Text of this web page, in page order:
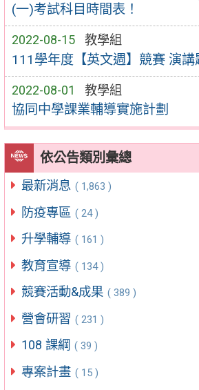
(一)考試科目時間表！
2022-08-15 教學組
111學年度【英文週】競賽 演講
2022-08-01 教學組
協同中學課業輔導實施計劃
依公告類別彙總
最新消息 ( 1,863 )
防疫專區 ( 24 )
升學輔導 ( 161 )
教育宣導 ( 134 )
競賽活動&成果 ( 389 )
營會研習 ( 231 )
108 課綱 ( 39 )
專案計畫 ( 15 )